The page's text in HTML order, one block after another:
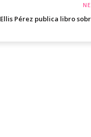
Ellis Pérez publica libro